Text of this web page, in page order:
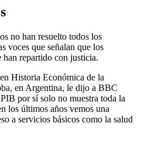
no han resuelto todos los
voces que señalan que los
repartido con justicia.
Historia Económica de la
en Argentina, le dijo a BBC
por sí solo no muestra toda la
los últimos años vemos una
a servicios básicos como la salud